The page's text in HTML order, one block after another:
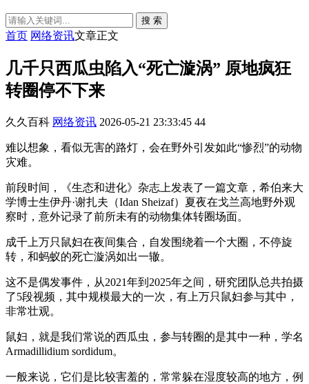
搜 索
首页 网络资讯文章正文
几千只西瓜虫陷入“死亡漩涡” 原地疯狂
转圈停不下来
久久百科 网络资讯 2026-05-21 23:33:45 44
难以想象，看似无害的路灯，会在野外引发如此“惨烈”的动物
灾难。
前段时间，《生态和进化》杂志上发表了一篇文章，希伯来大
学博士生伊丹·谢扎夫（Idan Sheizaf）夏夜在戈兰高地野外观
察时，意外记录了前所未有的动物集体转圈场面。
成千上万只鼠妇在夜间集合，自发围绕着一个大圈，不停旋
转，和蚂蚁的死亡漩涡如出一辙。
这不是偶发事件，从2021年到2025年之间，研究团队总共拍摄
了5段视频，其中规模最大的一次，有上万只鼠妇参与其中，
非常壮观。
鼠妇，就是我们常说的西瓜虫，参与转圈的是其中一种，学名
Armadillidium sordidum。
一般来说，它们是比较害羞的，常常躲在湿度较高的地方，例